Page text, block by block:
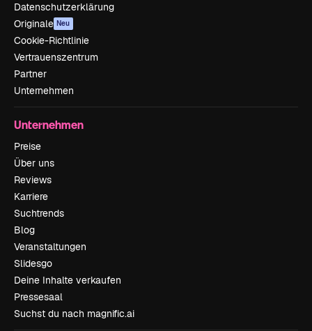
Datenschutzerklärung
Originale Neu
Cookie-Richtlinie
Vertrauenszentrum
Partner
Unternehmen
Unternehmen
Preise
Über uns
Reviews
Karriere
Suchtrends
Blog
Veranstaltungen
Slidesgo
Deine Inhalte verkaufen
Pressesaal
Suchst du nach magnific.ai